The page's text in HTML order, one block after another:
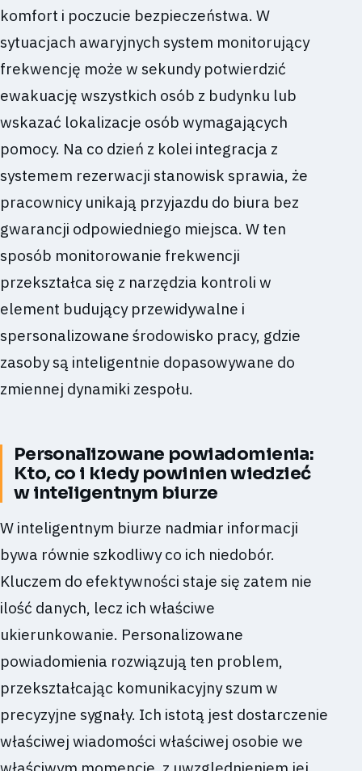
komfort i poczucie bezpieczeństwa. W
sytuacjach awaryjnych system monitorujący
frekwencję może w sekundy potwierdzić
ewakuację wszystkich osób z budynku lub
wskazać lokalizacje osób wymagających
pomocy. Na co dzień z kolei integracja z
systemem rezerwacji stanowisk sprawia, że
pracownicy unikają przyjazdu do biura bez
gwarancji odpowiedniego miejsca. W ten
sposób monitorowanie frekwencji
przekształca się z narzędzia kontroli w
element budujący przewidywalne i
spersonalizowane środowisko pracy, gdzie
zasoby są inteligentnie dopasowywane do
zmiennej dynamiki zespołu.
Personalizowane powiadomienia:
Kto, co i kiedy powinien wiedzieć
w inteligentnym biurze
W inteligentnym biurze nadmiar informacji
bywa równie szkodliwy co ich niedobór.
Kluczem do efektywności staje się zatem nie
ilość danych, lecz ich właściwe
ukierunkowanie. Personalizowane
powiadomienia rozwiązują ten problem,
przekształcając komunikacyjny szum w
precyzyjne sygnały. Ich istotą jest dostarczenie
właściwej wiadomości właściwej osobie we